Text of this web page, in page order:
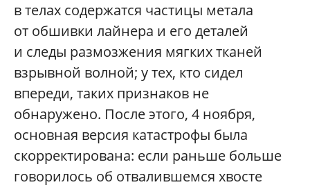
в телах содержатся частицы метала
от обшивки лайнера и его деталей
и следы размозжения мягких тканей
взрывной волной; у тех, кто сидел
впереди, таких признаков не
обнаружено. После этого, 4 ноября,
основная версия катастрофы была
скорректирована: если раньше больше
говорилось об отвалившемся хвосте